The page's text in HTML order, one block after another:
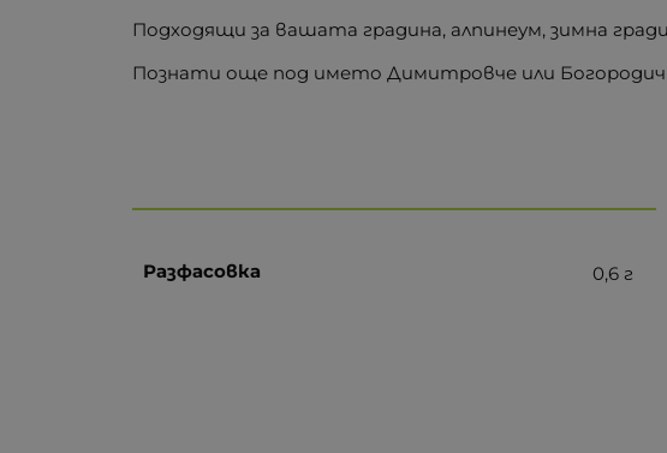
Подходящи за вашата градина, алпинеум, зимна
Познати още под името Димитровче или
Разфасовка 0,6 г